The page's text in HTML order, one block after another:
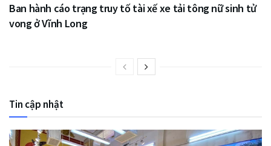
Ban hành cáo trạng truy tố tài xế xe tải tông nữ sinh tử
vong ở Vĩnh Long
Tin cập nhật